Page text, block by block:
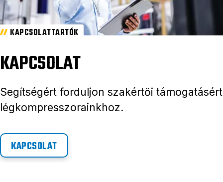
KAPCSOLATTARTÓK
KAPCSOLAT
Segítségért forduljon szakértői támogatásért
légkompresszorainkhoz.
KAPCSOLAT